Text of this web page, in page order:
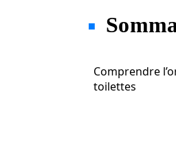
Comprendre
toilettes